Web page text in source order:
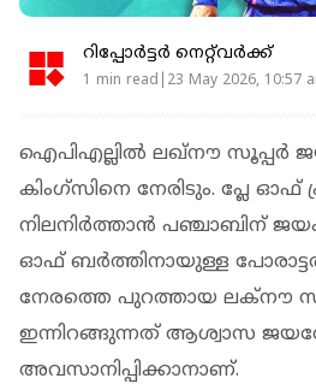
റിപ്പോർട്ടർ നെറ്റ്‌വര്‍ക്ക്‌
1 min read|23 May 2026, 10:57
ഐപിഎല്ലിൽ ലഖ്‌നൗ സൂപ്പർ
കിംഗ്‌സിനെ നേരിടും. പ്ലേ ഓഫ്
നിലനിർത്താൻ പഞ്ചാബിന്
ഓഫ് ബര്‍ത്തിനായുള്ള
നേരത്തെ പുറത്തായ ലക്‌നൗ
ഇന്നിറങ്ങുന്നത് ആശ്വാസ
അവസാനിപ്പിക്കാനാണ്.